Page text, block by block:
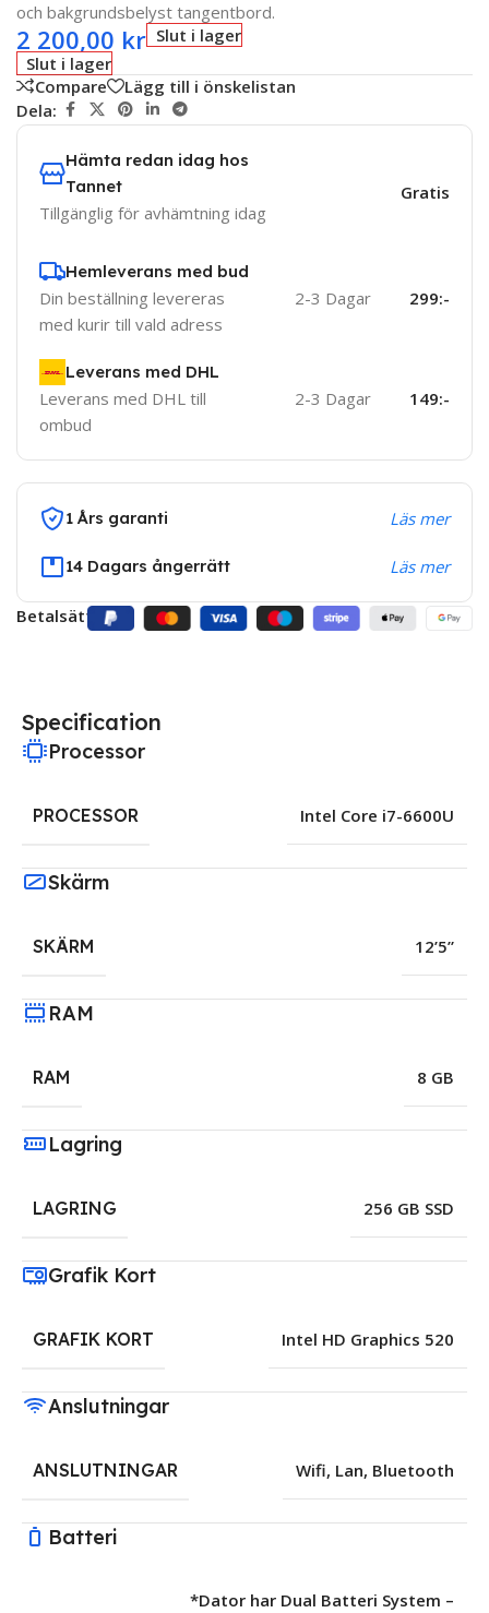
och bakgrundsbelyst tangentbord.
2 200,00 kr Slut i lager
Slut i lager
Compare
Lägg till i önskelistan
Dela:
Hämta redan idag hos
Tannet
Tillgänglig för avhämtning idag
Gratis
Hemleverans med bud
Din beställning levereras
med kurir till vald adress
2-3 Dagar 299:-
Leverans med DHL
Leverans med DHL till
ombud
2-3 Dagar 149:-
1 Års garanti Läs mer
14 Dagars ångerrätt Läs mer
Betalsätt:
Specification
Processor
PROCESSOR Intel Core i7-6600U
Skärm
SKÄRM 12’5”
RAM
RAM 8 GB
Lagring
LAGRING 256 GB SSD
Grafik Kort
GRAFIK KORT Intel HD Graphics 520
Anslutningar
ANSLUTNINGAR Wifi, Lan, Bluetooth
Batteri
*Dator har Dual Batteri System –